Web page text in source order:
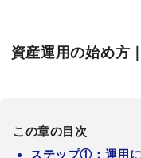
資産運用の始め方
この章の目次
ステップ①：運用